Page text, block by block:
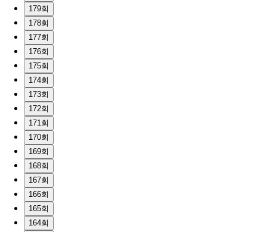
179회
178회
177회
176회
175회
174회
173회
172회
171회
170회
169회
168회
167회
166회
165회
164회